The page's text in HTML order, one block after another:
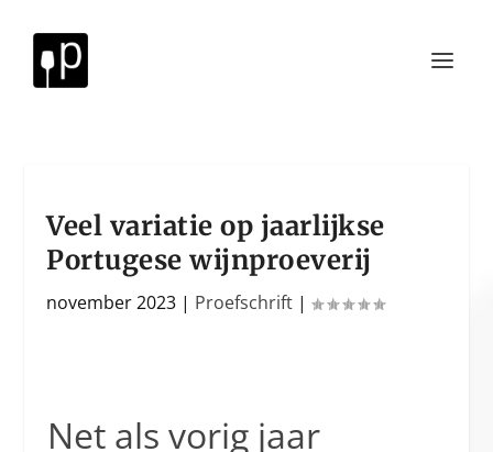
Veel variatie op jaarlijkse
Portugese wijnproeverij
november 2023 | Proefschrift |
Net als vorig jaar